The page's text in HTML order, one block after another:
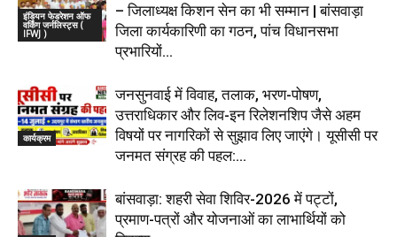
इंडियन फेडरेशन ऑफ
वर्किंग जर्नलिस्ट्स (
IFWJ )
– जिलाध्यक्ष किशन सेन का भी सम्मान | बांसवाड़ा
जिला कार्यकारिणी का गठन, पांच विधानसभा
प्रभारियों...
कार्यक्रम
जनसुनवाई में विवाह, तलाक, भरण-पोषण,
उत्तराधिकार और लिव-इन रिलेशनशिप जैसे अहम
विषयों पर नागरिकों से सुझाव लिए जाएंगे। यूसीसी पर
जनमत संग्रह की पहल:...
बांसवाड़ा: शहरी सेवा शिविर-2026 में पट्टों,
प्रमाण-पत्रों और योजनाओं का लाभार्थियों को